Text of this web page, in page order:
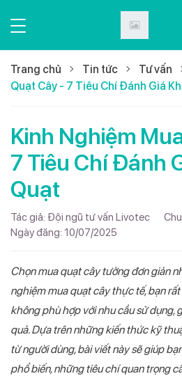
Trang chủ Tin tức Tư vấn
Quạt Cây - 7 Tiêu Chí Đánh Giá
Kinh Nghiệm
7 Tiêu Chí Đánh
Quạt
Tác giả: Đội ngũ tư vấn Livotec
Ngày đăng: 10/07/2025
Chọn mua quạt cây tưởng đơn giản
nghiệm mua quạt cây thực tế, bạn
không phù hợp với nhu cầu sử dụng,
quả. Dựa trên những kiến thức kỹ
từ người dùng, bài viết này sẽ giúp
phổ biến, những tiêu chí quan trọng